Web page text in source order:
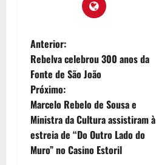
N
a
v
e
g
Anterior:
Rebelva celebrou 300 anos da
Fonte de São João
Próximo:
Marcelo Rebelo de Sousa e
Ministra da Cultura assistiram à
estreia de “Do Outro Lado do
Muro” no Casino Estoril